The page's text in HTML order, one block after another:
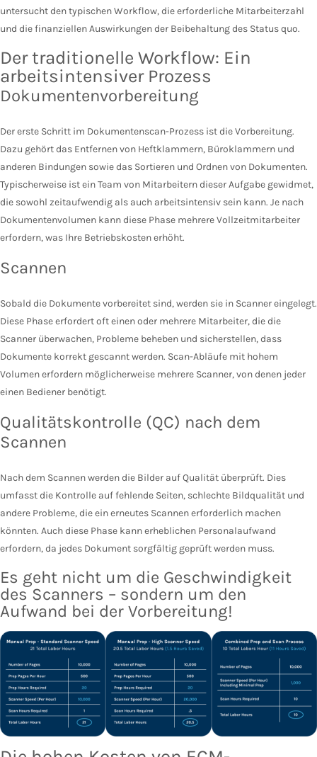
untersucht den typischen Workflow, die erforderliche Mitarbeiterzahl
und die finanziellen Auswirkungen der Beibehaltung des Status quo.
Der traditionelle Workflow: Ein
arbeitsintensiver Prozess
Dokumentenvorbereitung
Der erste Schritt im Dokumentenscan-Prozess ist die Vorbereitung.
Dazu gehört das Entfernen von Heftklammern, Büroklammern und
anderen Bindungen sowie das Sortieren und Ordnen von Dokumenten.
Typischerweise ist ein Team von Mitarbeitern dieser Aufgabe gewidmet,
die sowohl zeitaufwendig als auch arbeitsintensiv sein kann. Je nach
Dokumentenvolumen kann diese Phase mehrere Vollzeitmitarbeiter
erfordern, was Ihre Betriebskosten erhöht.
Scannen
Sobald die Dokumente vorbereitet sind, werden sie in Scanner eingelegt.
Diese Phase erfordert oft einen oder mehrere Mitarbeiter, die die
Scanner überwachen, Probleme beheben und sicherstellen, dass
Dokumente korrekt gescannt werden. Scan-Abläufe mit hohem
Volumen erfordern möglicherweise mehrere Scanner, von denen jeder
einen Bediener benötigt.
Qualitätskontrolle (QC) nach dem
Scannen
Nach dem Scannen werden die Bilder auf Qualität überprüft. Dies
umfasst die Kontrolle auf fehlende Seiten, schlechte Bildqualität und
andere Probleme, die ein erneutes Scannen erforderlich machen
könnten. Auch diese Phase kann erheblichen Personalaufwand
erfordern, da jedes Dokument sorgfältig geprüft werden muss.
Es geht nicht um die Geschwindigkeit
des Scanners – sondern um den
Aufwand bei der Vorbereitung!